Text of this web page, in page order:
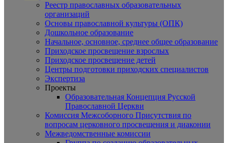
Реестр православных образовательных
организаций
Основы православной культуры (ОПК)
Дошкольное образование
Начальное, основное, среднее общее образование
Приходское просвещение взрослых
Приходское просвещение детей
Центры подготовки приходских специалистов
Экспертиза
Проекты
Образовательная Концепция Русской
Православной Церкви
Комиссия Межсоборного Присутствия по
вопросам церковного просвещения и диаконии
Межведомственные комиссии